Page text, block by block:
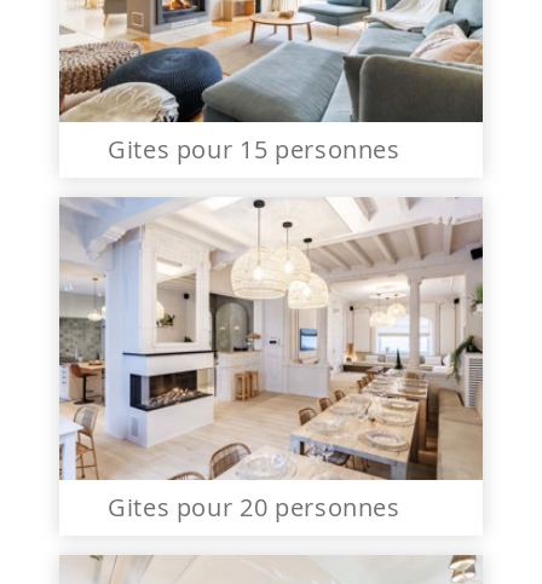
Gites pour 15 personnes
Gites pour 20 personnes